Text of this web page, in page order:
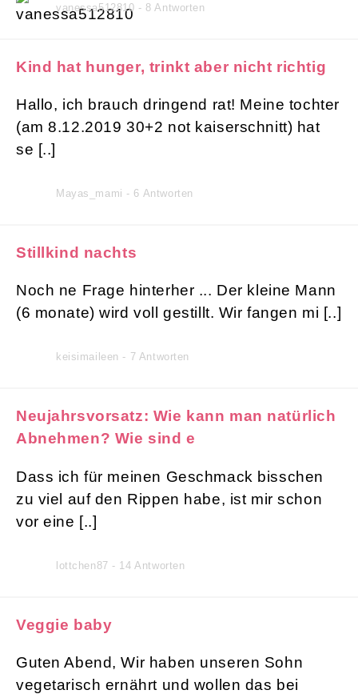
vanessa512810 - 8 Antworten
Kind hat hunger, trinkt aber nicht richtig
Hallo, ich brauch dringend rat! Meine tochter
(am 8.12.2019 30+2 not kaiserschnitt) hat
se [..]
Mayas_mami - 6 Antworten
Stillkind nachts
Noch ne Frage hinterher ... Der kleine Mann
(6 monate) wird voll gestillt. Wir fangen mi [..]
keisimaileen - 7 Antworten
Neujahrsvorsatz: Wie kann man natürlich
Abnehmen? Wie sind e
Dass ich für meinen Geschmack bisschen
zu viel auf den Rippen habe, ist mir schon
vor eine [..]
lottchen87 - 14 Antworten
Veggie baby
Guten Abend, Wir haben unseren Sohn
vegetarisch ernährt und wollen das bei